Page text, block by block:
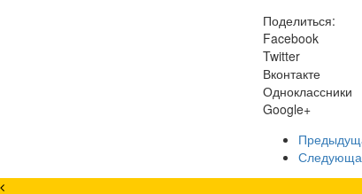
Поделиться:
Facebook
Twitter
Вконтакте
Одноклассники
Google+